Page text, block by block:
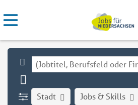
Stadt Jobs & Skills